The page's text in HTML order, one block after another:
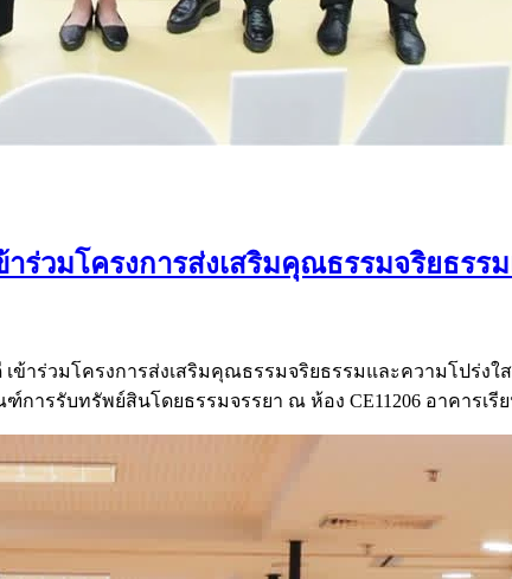
วมโครงการส่งเสริมคุณธรรมจริยธรร
าร่วมโครงการส่งเสริมคุณธรรมจริยธรรมและความโปร่งใ
การรับทรัพย์สินโดยธรรมจรรยา ณ ห้อง CE11206 อาคารเรี